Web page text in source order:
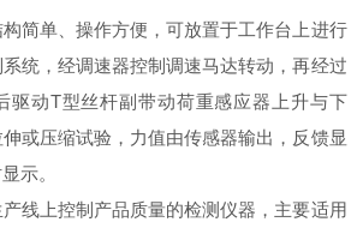
构简单、操作方便，可放置于工作台上进行
统，经调速器控制调速马达转动，再经过
驱动T型丝杆副带动荷重感应器上升与下
或压缩试验，力值由传感器输出，反馈显
示。
上控制产品质量的检测仪器，主要适用